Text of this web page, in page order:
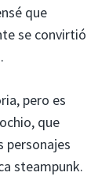
que
se convirtió
pero es
que
personajes
steampunk.